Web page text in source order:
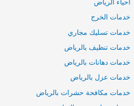
احياء الرياض
خدمات الخرج
خدمات تسليك مجاري
خدمات تنظيف بالرياض
خدمات دهانات بالرياض
خدمات عزل بالرياض
خدمات مكافحة حشرات بالرياض